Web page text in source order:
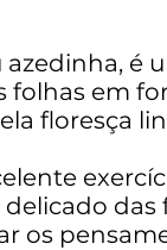
é
folhas em
floresça
das
os